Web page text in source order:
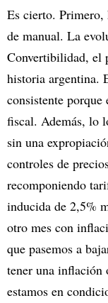
Es cierto. Primero,
de manual. La
Convertibilidad, el
historia argentina.
consistente
fiscal. Además, lo
sin una
controles de
recomponiendo
inducida de 2,5%
otro mes con
que pasemos a
tener una inflación
estamos en